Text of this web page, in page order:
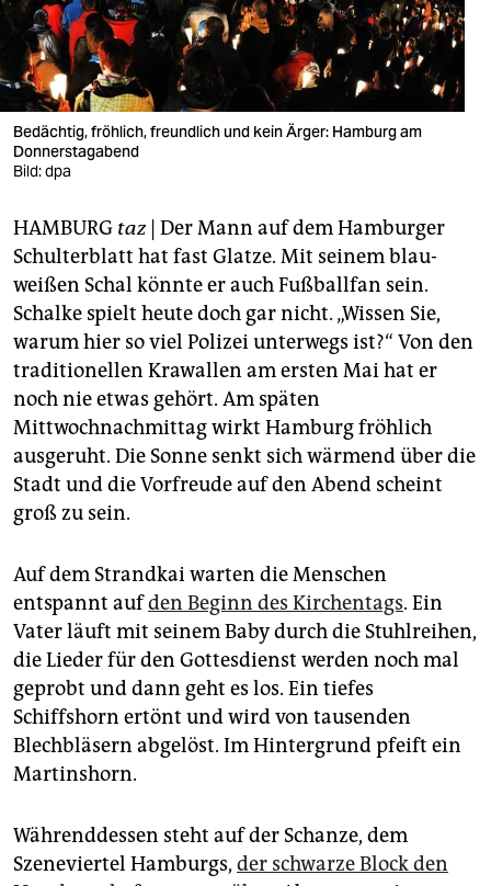
wahrheit
verlag
verlag
veranstaltungen
fragen & hilfe
unterstützen
abo
genossenschaft
epaper login
Bedächtig, fröhlich, freundlich und kein Ärger: Hamburg am
Donnerstagabend
Bild: dpa
HAMBURG taz| Der Mann auf dem Hamburger
Schulterblatt hat fast Glatze. Mit seinem blau-
weißen Schal könnte er auch Fußballfan sein.
Schalke spielt heute doch gar nicht. „Wissen Sie,
warum hier so viel Polizei unterwegs ist?“ Von den
traditionellen Krawallen am ersten Mai hat er
noch nie etwas gehört. Am späten
Mittwochnachmittag wirkt Hamburg fröhlich
ausgeruht. Die Sonne senkt sich wärmend über die
Stadt und die Vorfreude auf den Abend scheint
groß zu sein.
Auf dem Strandkai warten die Menschen
entspannt aufden Beginn des Kirchentags. Ein
Vater läuft mit seinem Baby durch die Stuhlreihen,
die Lieder für den Gottesdienst werden noch mal
geprobt und dann geht es los. Ein tiefes
Schiffshorn ertönt und wird von tausenden
Blechbläsern abgelöst. Im Hintergrund pfeift ein
Martinshorn.
Währenddessen steht auf der Schanze, dem
Szeneviertel Hamburgs, der schwarze Block den